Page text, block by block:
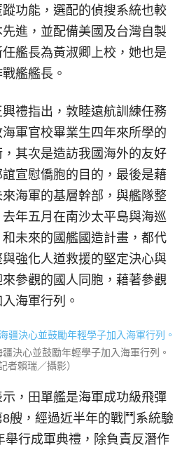
功能，選配的偵搜系統也較
進，並配備美國及台灣自製
艦長為黃淑卿上校，她也是
艦艦長。
禮指出，敦睦遠航訓練任務
軍官校畢業生四年來所學的
其次是造訪我國海外的友好
宣慰僑胞的目的，最後是藉
海軍的基層幹部，與艦隊整
年五月在南沙太平島與海巡
未來的國艦國造計畫，都代
強化人道救援的堅定決心與
參觀的國人同胞，藉著參觀
海軍行列。
決心並鼓勵年輕學子加入海軍行列。
記者賴瑞／攝影）
，田單艦是海軍成功級飛彈
艘，經過近半年的戰鬥系統驗
舉行成軍典禮，除負責反潛作